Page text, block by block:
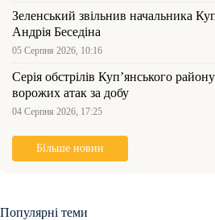
Зеленський звільнив начальника
Андрія Беседіна
05 Серпня 2026, 10:16
Серія обстрілів Куп’янського
ворожих атак за добу
04 Серпня 2026, 17:25
Більше новин
Популярні теми